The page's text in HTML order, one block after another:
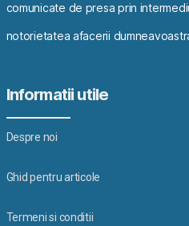
comunicate de presa prin
notorietatea afacerii
Informatii utile
Despre noi
Ghid pentru articole
Termeni si conditii